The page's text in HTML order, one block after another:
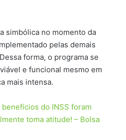
simbólica no momento da
pelas demais
forma, o programa se
e funcional mesmo em
mais intensa.
do INSS foram
toma atitude! – Bolsa